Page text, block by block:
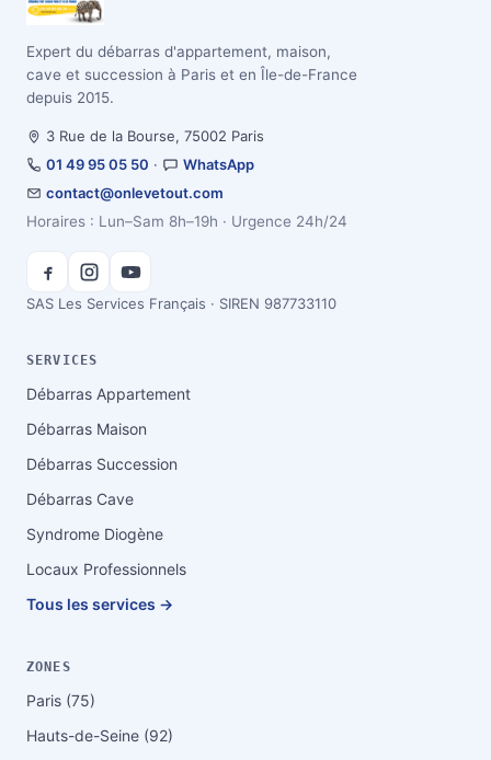
Expert du débarras d'appartement, maison,
cave et succession à Paris et en Île-de-France
depuis 2015.
3 Rue de la Bourse, 75002 Paris
01 49 95 05 50 ·
WhatsApp
contact@onlevetout.com
Horaires : Lun–Sam 8h–19h · Urgence 24h/24
SAS Les Services Français · SIREN 987733110
SERVICES
Débarras Appartement
Débarras Maison
Débarras Succession
Débarras Cave
Syndrome Diogène
Locaux Professionnels
Tous les services →
ZONES
Paris (75)
Hauts-de-Seine (92)